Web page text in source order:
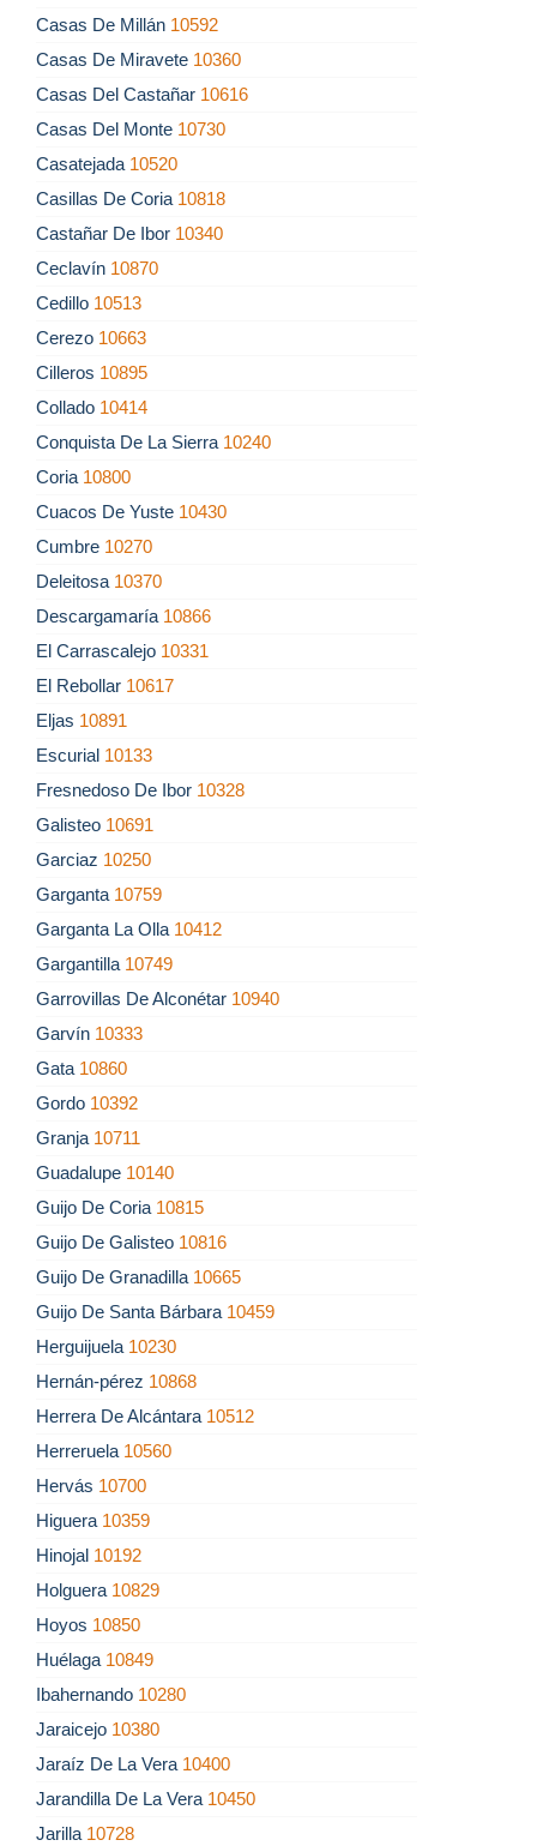
Casas De Millán 10592
Casas De Miravete 10360
Casas Del Castañar 10616
Casas Del Monte 10730
Casatejada 10520
Casillas De Coria 10818
Castañar De Ibor 10340
Ceclavín 10870
Cedillo 10513
Cerezo 10663
Cilleros 10895
Collado 10414
Conquista De La Sierra 10240
Coria 10800
Cuacos De Yuste 10430
Cumbre 10270
Deleitosa 10370
Descargamaría 10866
El Carrascalejo 10331
El Rebollar 10617
Eljas 10891
Escurial 10133
Fresnedoso De Ibor 10328
Galisteo 10691
Garciaz 10250
Garganta 10759
Garganta La Olla 10412
Gargantilla 10749
Garrovillas De Alconétar 10940
Garvín 10333
Gata 10860
Gordo 10392
Granja 10711
Guadalupe 10140
Guijo De Coria 10815
Guijo De Galisteo 10816
Guijo De Granadilla 10665
Guijo De Santa Bárbara 10459
Herguijuela 10230
Hernán-pérez 10868
Herrera De Alcántara 10512
Herreruela 10560
Hervás 10700
Higuera 10359
Hinojal 10192
Holguera 10829
Hoyos 10850
Huélaga 10849
Ibahernando 10280
Jaraicejo 10380
Jaraíz De La Vera 10400
Jarandilla De La Vera 10450
Jarilla 10728